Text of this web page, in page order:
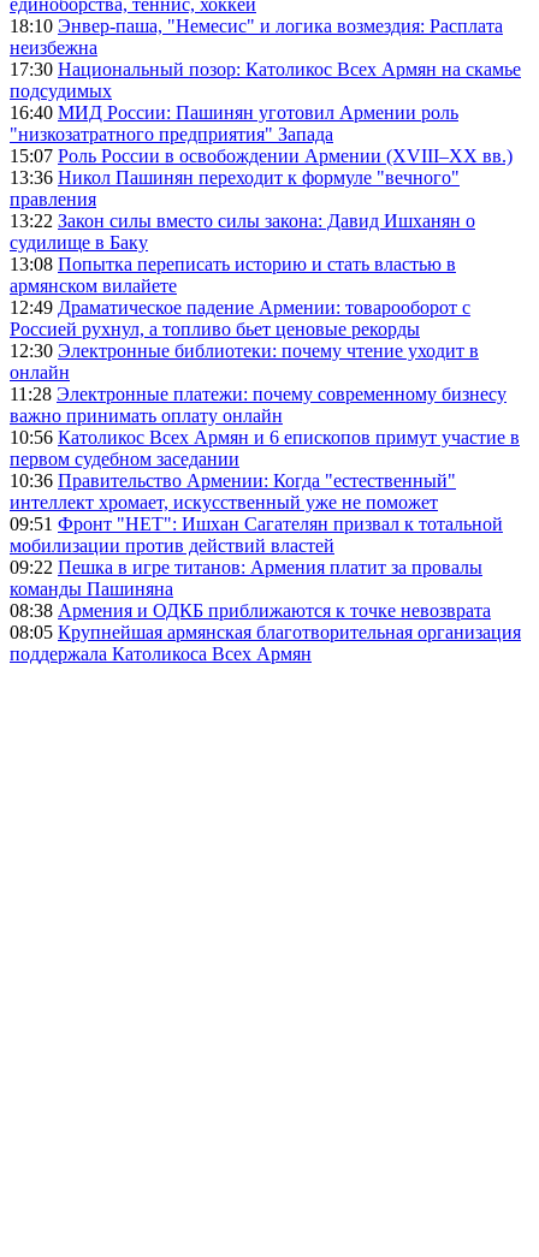
18:10 Энвер-паша, "Немесис" и логика возмездия: Расплата
неизбежна
17:30 Национальный позор: Католикос Всех Армян на скамье
подсудимых
16:40 МИД России: Пашинян уготовил Армении роль
"низкозатратного предприятия" Запада
15:07 Роль России в освобождении Армении (XVIII–XX вв.)
13:36 Никол Пашинян переходит к формуле "вечного"
правления
13:22 Закон силы вместо силы закона: Давид Ишханян о
судилище в Баку
13:08 Попытка переписать историю и стать властью в
армянском вилайете
12:49 Драматическое падение Армении: товарооборот с
Россией рухнул, а топливо бьет ценовые рекорды
12:30 Электронные библиотеки: почему чтение уходит в
онлайн
11:28 Электронные платежи: почему современному бизнесу
важно принимать оплату онлайн
10:56 Католикос Всех Армян и 6 епископов примут участие в
первом судебном заседании
10:36 Правительство Армении: Когда "естественный"
интеллект хромает, искусственный уже не поможет
09:51 Фронт "НЕТ": Ишхан Сагателян призвал к тотальной
мобилизации против действий властей
09:22 Пешка в игре титанов: Армения платит за провалы
команды Пашиняна
08:38 Армения и ОДКБ приближаются к точке невозврата
08:05 Крупнейшая армянская благотворительная организация
поддержала Католикоса Всех Армян